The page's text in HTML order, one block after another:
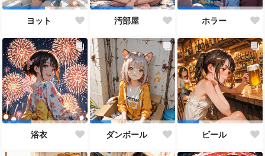
ヨット 汚部屋 ホラー
浴衣 ダンボール ビール